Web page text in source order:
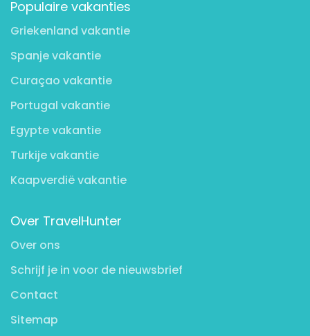
Populaire vakanties
Griekenland vakantie
Spanje vakantie
Curaçao vakantie
Portugal vakantie
Egypte vakantie
Turkije vakantie
Kaapverdië vakantie
Over TravelHunter
Over ons
Schrijf je in voor de nieuwsbrief
Contact
Sitemap